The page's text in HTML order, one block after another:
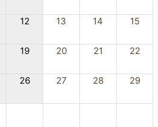
12 13 14 15
19 20 21 22
26 27 28 29